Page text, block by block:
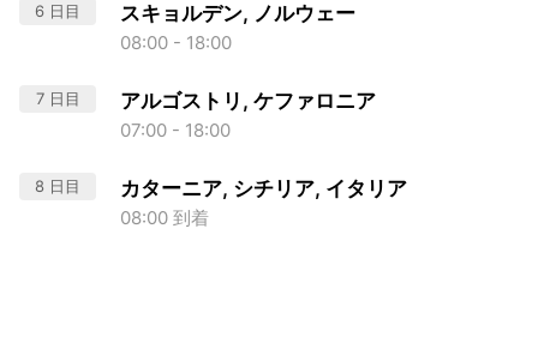
6 日目 スキョルデン, ノルウェー
08:00 - 18:00
7 日目 アルゴストリ, ケファロニア
07:00 - 18:00
8 日目 カターニア, シチリア, イタリア
08:00 到着